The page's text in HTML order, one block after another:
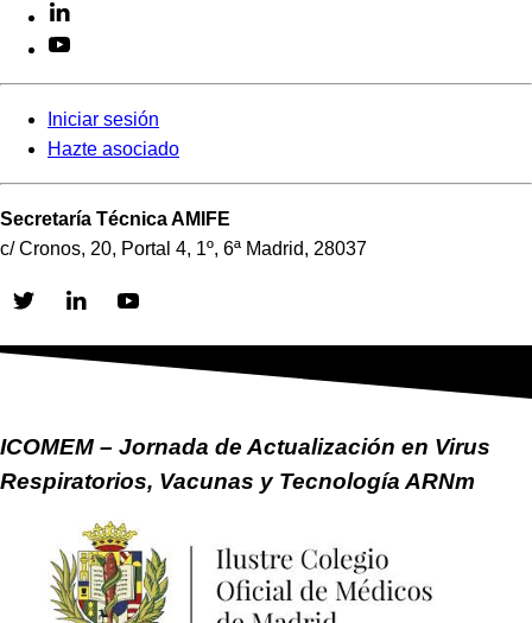
Iniciar sesión
Hazte asociado
Secretaría Técnica AMIFE
c/ Cronos, 20, Portal 4, 1º, 6ª Madrid, 28037
Skip
ICOMEM – Jornada de Actualización en Virus
Respiratorios, Vacunas y Tecnología ARNm